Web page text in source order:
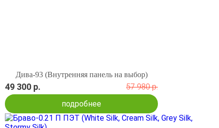
Дива-93 (Внутренняя панель на выбор)
49 300 р.
57 980 р.
подробнее